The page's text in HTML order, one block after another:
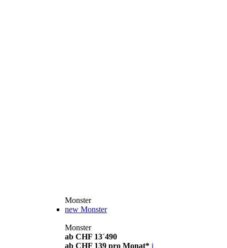
Monster
new Monster
Monster
ab CHF 13´490
ab CHF 139 pro Monat* i